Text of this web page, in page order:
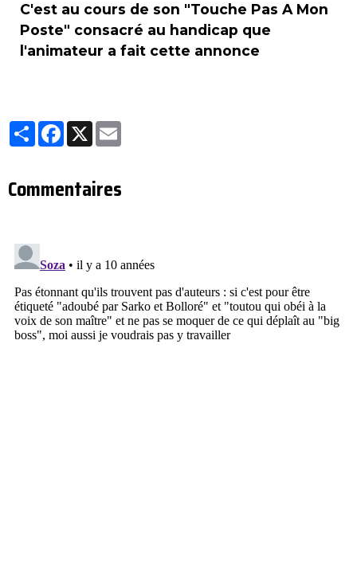
C'est au cours de son "Touche Pas A Mon
Poste" consacré au handicap que
l'animateur a fait cette annonce
Partager
Facebook
X
Commentaires